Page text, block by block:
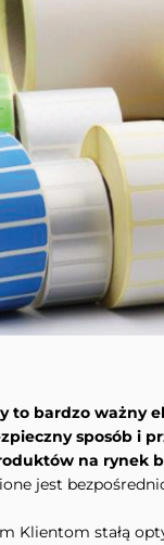
to bardzo ważny
sposób i
na rynek
jest
Klientom stałą